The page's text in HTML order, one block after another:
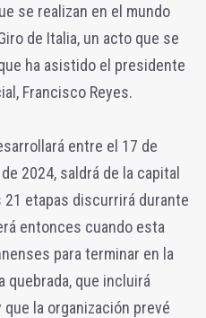
se realizan en el mundo
de Italia, un acto que se
ha asistido el presidente
Francisco Reyes.
entre el 17 de
2024, saldrá de la capital
21 etapas discurrirá durante
entonces cuando esta
para terminar en la
quebrada, que incluirá
la organización prevé